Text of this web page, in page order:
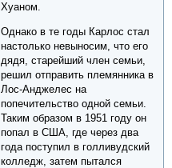
Хуаном.
Однако в те годы Карлос стал
настолько невыносим, что его
дядя, старейший член семьи,
решил отправить племянника в
Лос-Анджелес на
попечительство одной семьи.
Таким образом в 1951 году он
попал в США, где через два
года поступил в голливудский
колледж, затем пытался